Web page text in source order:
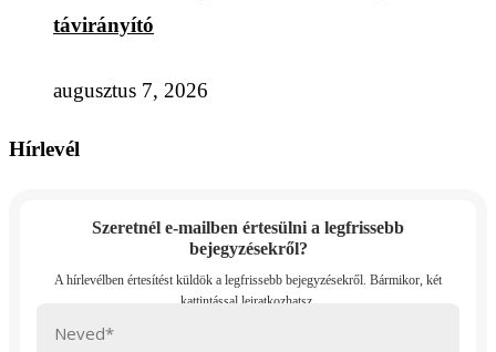
távirányító
augusztus 7, 2026
Hírlevél
Szeretnél e-mailben értesülni a legfrissebb
bejegyzésekről?